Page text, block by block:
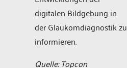
digitalen Bildgebung in
der Glaukomdiagnostik zu
informieren.
Quelle: Topcon